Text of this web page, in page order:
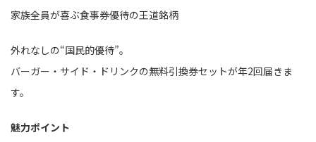
家族全員が喜ぶ食事券優待の王道銘柄
外れなしの“国民的優待”。
バーガー・サイド・ドリンクの無料引換券セットが年2回届きま
す。
魅力ポイント